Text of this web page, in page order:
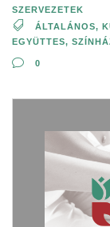
SZERVEZETEK
ÁLTALÁNOS,
EGYÜTTES,
0